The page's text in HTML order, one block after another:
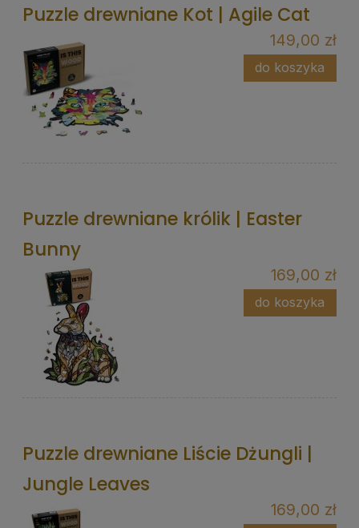
Puzzle drewniane Kot | Agile Cat
149,00 zł
do koszyka
Puzzle drewniane królik | Easter
Bunny
169,00 zł
do koszyka
Puzzle drewniane Liście Dżungli |
Jungle Leaves
169,00 zł